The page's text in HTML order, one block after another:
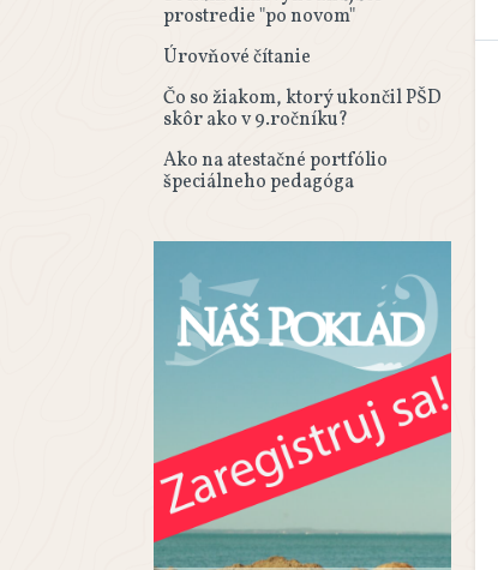
prostredie "po novom"
Úrovňové čítanie
Čo so žiakom, ktorý ukončil PŠD
skôr ako v 9.ročníku?
Ako na atestačné portfólio
špeciálneho pedagóga